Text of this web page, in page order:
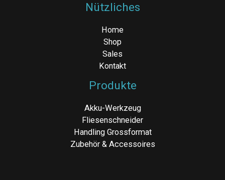
Nützliches
Home
Shop
Sales
Kontakt
Produkte
Akku-Werkzeug
Fliesenschneider
Handling Grossformat
Zubehör & Accessoires